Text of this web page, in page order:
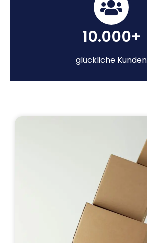
10.000+
glückliche Kunden